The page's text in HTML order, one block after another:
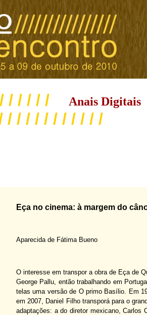
/ / / / / Anais Digitais
/ / / / / / / / / / /
Eça no cinema: à margem do
Aparecida de Fátima Bueno
O interesse em transpor a obra de Eça de
George Pallu, então trabalhando em
telas uma versão de O primo Basílio. Em
em 2007, Daniel Filho transporá para o
adaptações: a do diretor mexicano, Carlos